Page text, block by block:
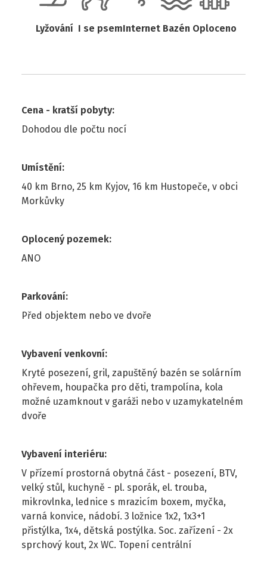
Lyžování I se psemInternet Bazén Oploceno
Cena - kratší pobyty:
Dohodou dle počtu nocí
Umístění:
40 km Brno, 25 km Kyjov, 16 km Hustopeče, v obci
Morkůvky
Oplocený pozemek:
ANO
Parkování:
Před objektem nebo ve dvoře
Vybavení venkovní:
Kryté posezení, gril, zapuštěný bazén se solárním
ohřevem, houpačka pro děti, trampolína, kola
možné uzamknout v garáži nebo v uzamykatelném
dvoře
Vybavení interiéru:
V přízemí prostorná obytná část - posezení, BTV,
velký stůl, kuchyně - pl. sporák, el. trouba,
mikrovlnka, lednice s mrazicím boxem, myčka,
varná konvice, nádobí. 3 ložnice 1x2, 1x3+1
přistýlka, 1x4, dětská postýlka. Soc. zařízení - 2x
sprchový kout, 2x WC. Topení centrální